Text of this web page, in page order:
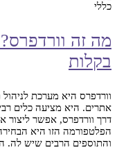
כללי
מה זה
בקלות
וורדפרס היא מערכת
אתרים. היא מציעה כלים
דרך וורדפרס, אפשר ליצור
הפלטפורמה הזו היא
והתוספים הרבים שיש לה.